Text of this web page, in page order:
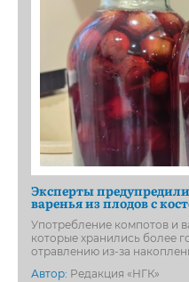
Эксперты
варенья из плодов с
Употребление компотов и
которые хранились более
отравлению из-за
Автор: Редакция «НГК»